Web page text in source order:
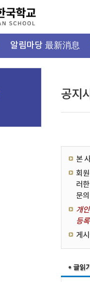
알림마당 最新消息
공지
본
회
러
문
개
등
게